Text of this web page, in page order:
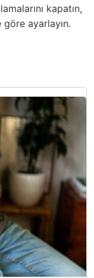
kapatın,
ayarlayın.